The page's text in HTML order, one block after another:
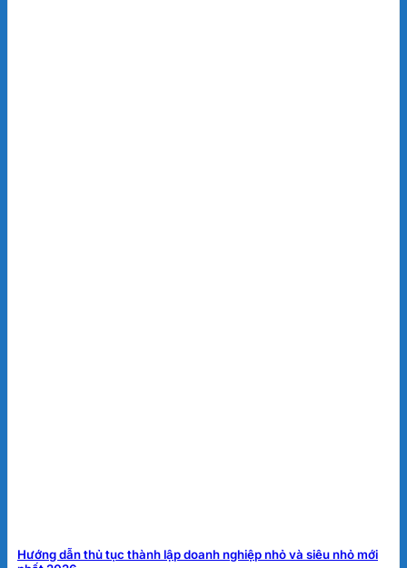
Hướng dẫn thủ tục thành lập doanh nghiệp nhỏ và siêu nhỏ mới